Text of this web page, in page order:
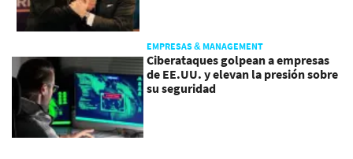
EMPRESAS & MANAGEMENT
Ciberataques golpean a empresas
de EE.UU. y elevan la presión sobre
su seguridad